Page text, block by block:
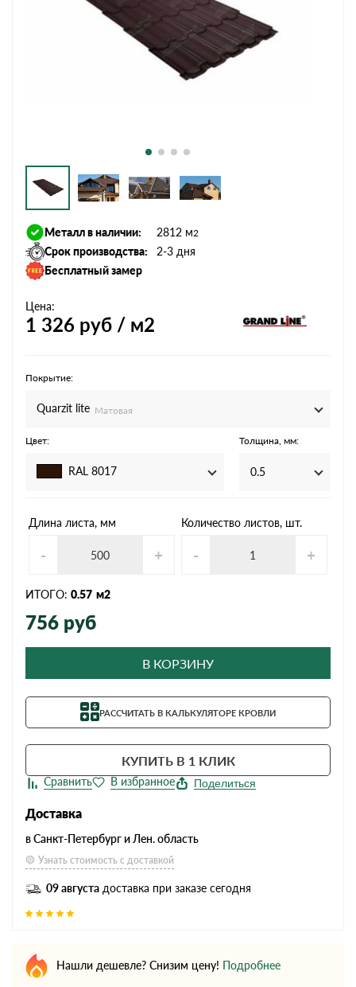
Металл в наличии: 2812 м2
Срок производства:
2-3 дня
Бесплатный замер
Цена:
1 326 руб / м2
Покрытие:
Quarzit lite Матовая
Цвет:
RAL 8017
Толщина, мм:
0.5
Длина листа, мм
- +
Количество листов, шт.
- +
ИТОГО: 0.57 м2
756 руб
В КОРЗИНУ
РАССЧИТАТЬ В КАЛЬКУЛЯТОРЕ КРОВЛИ
КУПИТЬ В 1 КЛИК
Поделиться
Доставка
в Санкт-Петербург и Лен. область
Узнать стоимость с доставкой
09 августа доставка при заказе сегодня
Нашли дешевле? Снизим цену! Подробнее